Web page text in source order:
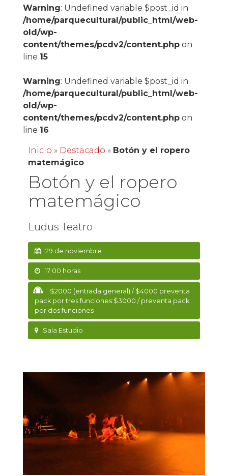
Warning: Undefined variable $post_id in
/home/parquecultural/public_html/web-
old/wp-
content/themes/pcdv2/content.phpon
line 15
Warning: Undefined variable $post_id in
/home/parquecultural/public_html/web-
old/wp-
content/themes/pcdv2/content.phpon
line 16
Inicio » Destacado » Botón y el ropero
matemágico
Botón y el ropero
matemágico
Ludus Teatro
29 de noviembre
17:00 horas
$2000 (entrada general) / $4000 preventa
pack por tres funciones:$3000 / preventa pack
por dos funciones
Sala Estudio